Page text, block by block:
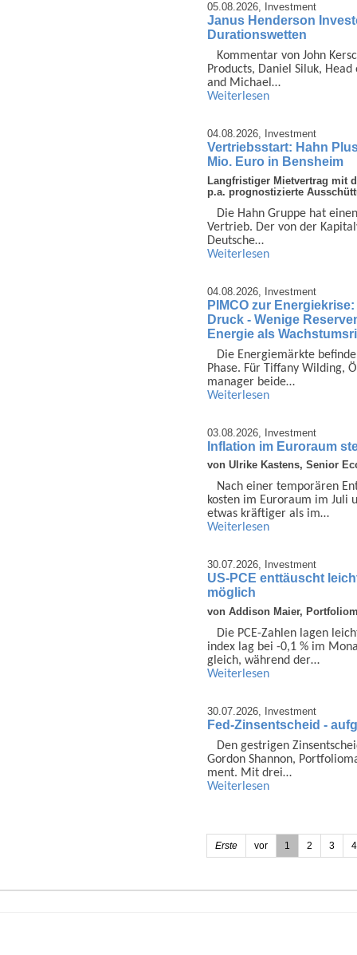
05.08.2026, Investment
Janus Henderson
Durationswetten
Kommentar von John
Products, Daniel Siluk,
and Michael…
Weiterlesen
04.08.2026, Investment
Vertriebsstart: Hahn
Mio. Euro in Bensheim
Langfristiger Mietvertrag mit
p.a. prognostizierte
Die Hahn Gruppe hat
Vertrieb. Der von der
Deutsche…
Weiterlesen
04.08.2026, Investment
PIMCO zur
Druck - Wenige
Energie als
Die Energie­märkte
Phase. Für Tiffany Wilding,
manager beide…
Weiterlesen
03.08.2026, Investment
Inflation im Euroraum
von Ulrike Kastens, Senior
Nach einer tempo­rären
kosten im Euror­aum im Juli
etwas kräftiger als im…
Weiterlesen
30.07.2026, Investment
US-PCE enttäuscht
möglich
von Addison Maier,
Die PCE-Zahlen lagen
index lag bei -0,1 % im
gleich, während der…
Weiterlesen
30.07.2026, Investment
Fed-Zinsentscheid -
Den gestrigen
Gordon Shannon,
ment. Mit drei…
Weiterlesen
Erste vor 1 2 3 4